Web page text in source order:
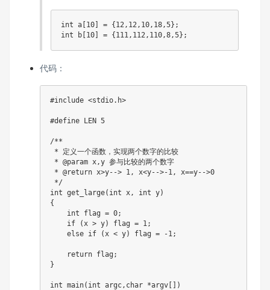
int a[10] = {12 , 12 , 10, 18,5} ;
int b[10] = {111 , 112 , 110,8,5} ;
代码：
#include <stdio.h>
#define LEN 5
/**
* 定义一个函数，实现两个数字的比较
* @param x,y 参与比较的两个数字
* @return x>y--> 1, x<y-->-1, x==y-->0
*/
int get_large( int x , int y)
{
int flag = 0;
if
( x > y) flag = 1 ;
else if ( x < y) flag = -1 ;
return flag ;
}
int main( int argc , char *argv [ ] )